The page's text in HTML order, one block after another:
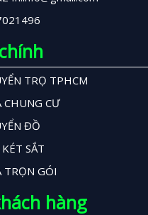
TRỌ TPHCM
CHUNG CƯ
ĐỒ
SẮT
TRỌN GÓI
hàng